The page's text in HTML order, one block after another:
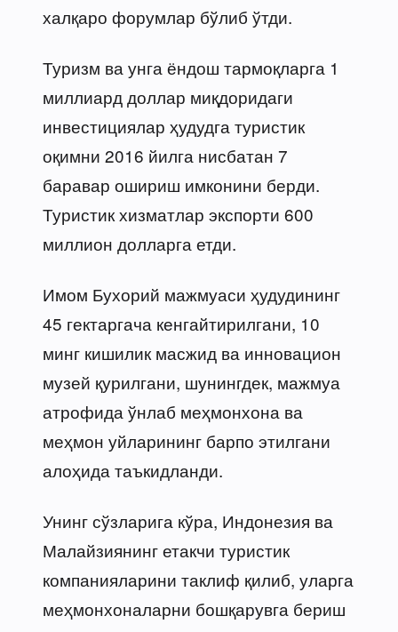
халқаро форумлар бўлиб ўтди.
Туризм ва унга ёндош тармоқларга 1
миллиард доллар миқдоридаги
инвестициялар ҳудудга туристик
оқимни 2016 йилга нисбатан 7
баравар ошириш имконини берди.
Туристик хизматлар экспорти 600
миллион долларга етди.
Имом Бухорий мажмуаси ҳудудининг
45 гектаргача кенгайтирилгани, 10
минг кишилик масжид ва инновацион
музей қурилгани, шунингдек, мажмуа
атрофида ўнлаб меҳмонхона ва
меҳмон уйларининг барпо этилгани
алоҳида таъкидланди.
Унинг сўзларига кўра, Индонезия ва
Малайзиянинг етакчи туристик
компанияларини таклиф қилиб, уларга
меҳмонхоналарни бошқарувга бериш